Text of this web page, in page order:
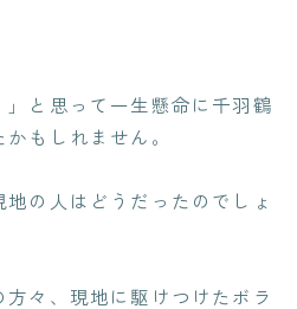
と思って一生懸命に千羽鶴
もしれません。
の人はどうだったのでしょ
々、現地に駆けつけたボラ